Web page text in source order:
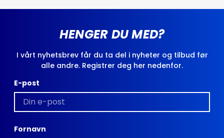
HENGER DU MED?
I vårt nyhetsbrev får du ta del i nyheter og tilbud før
alle andre. Registrer deg her nedenfor.
E-post
Fornavn